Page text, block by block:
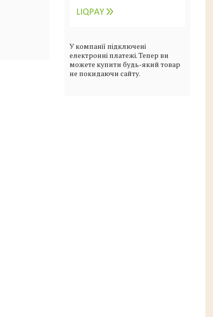
У компанії підключені
електронні платежі. Тепер ви
можете купити будь-який товар
не покидаючи сайту.